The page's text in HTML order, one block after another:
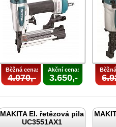
Běžná cena:
4.070,-
Akční cena:
3.650,-
MAKITA El. řetězová pila
UC3551AX1